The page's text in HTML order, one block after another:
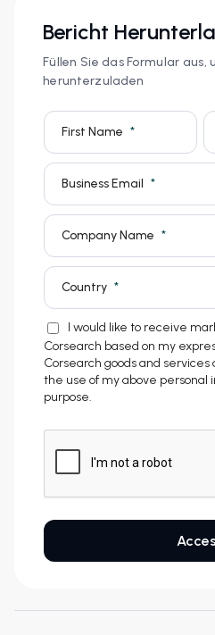
Bericht
Füllen Sie das Formular aus,
herunterzuladen